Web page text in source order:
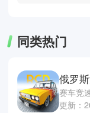
同类热门
赛车竞
更新：